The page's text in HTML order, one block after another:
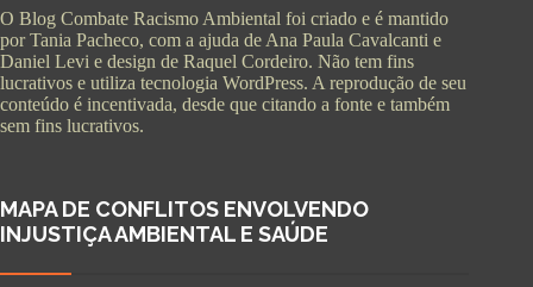
O Blog Combate Racismo Ambiental foi criado e é mantido
por Tania Pacheco, com a ajuda de Ana Paula Cavalcanti e
Daniel Levi e design de Raquel Cordeiro. Não tem fins
lucrativos e utiliza tecnologia WordPress. A reprodução de seu
conteúdo é incentivada, desde que citando a fonte e também
sem fins lucrativos.
MAPA DE CONFLITOS ENVOLVENDO
INJUSTIÇA AMBIENTAL E SAÚDE